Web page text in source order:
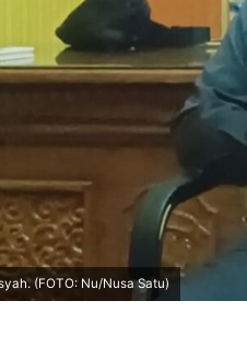
(FOTO: Nu/Nusa Satu)